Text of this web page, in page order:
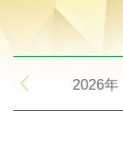
MDRT
新聞中心
公益活動
2026年